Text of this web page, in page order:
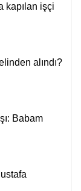
kapılan işçi
alındı?
Babam